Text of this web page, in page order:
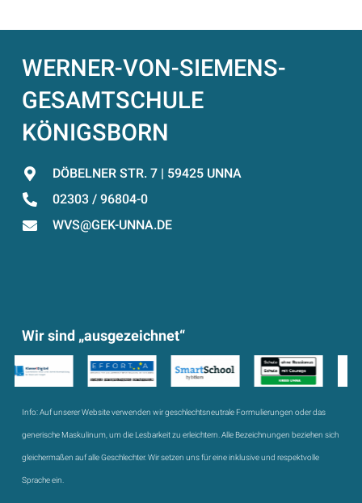
WERNER-VON-SIEMENS-
GESAMTSCHULE
KÖNIGSBORN
DÖBELNER STR. 7 | 59425 UNNA
02303 / 96804-0
WVS@GEK-UNNA.DE
Wir sind „ausgezeichnet“
Info:Auf unserer Website verwenden wir geschlechtsneutrale Formulierungen oder das
generische Maskulinum, um die Lesbarkeit zu erleichtern. Alle Bezeichnungen beziehen sich
gleichermaßen auf alle Geschlechter. Wir setzen uns für eine inklusive und respektvolle
Sprache ein.